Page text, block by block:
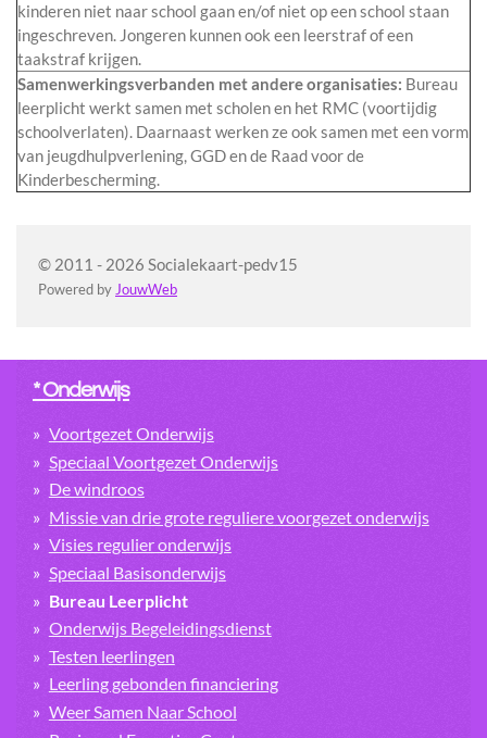
kinderen niet naar school gaan en/of niet op een school staan
ingeschreven. Jongeren kunnen ook een leerstraf of een
taakstraf krijgen.
Samenwerkingsverbanden met andere organisaties: Bureau
leerplicht werkt samen met scholen en het RMC (voortijdig
schoolverlaten). Daarnaast werken ze ook samen met een vorm
van jeugdhulpverlening, GGD en de Raad voor de
Kinderbescherming.
© 2011 - 2026 Socialekaart-pedv15
Powered by JouwWeb
* Onderwijs
Voortgezet Onderwijs
Speciaal Voortgezet Onderwijs
De windroos
Missie van drie grote reguliere voorgezet onderwijs
Visies regulier onderwijs
Speciaal Basisonderwijs
Bureau Leerplicht
Onderwijs Begeleidingsdienst
Testen leerlingen
Leerling gebonden financiering
Weer Samen Naar School